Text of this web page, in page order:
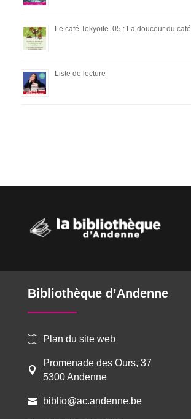
Le café Tokyoïte. 05 : La douceur du café
Liste de lecture
Bibliothèque d’Andenne
 Plan du site web

Promenade des Ours, 37
5300 Andenne
 biblio@ac.andenne.be